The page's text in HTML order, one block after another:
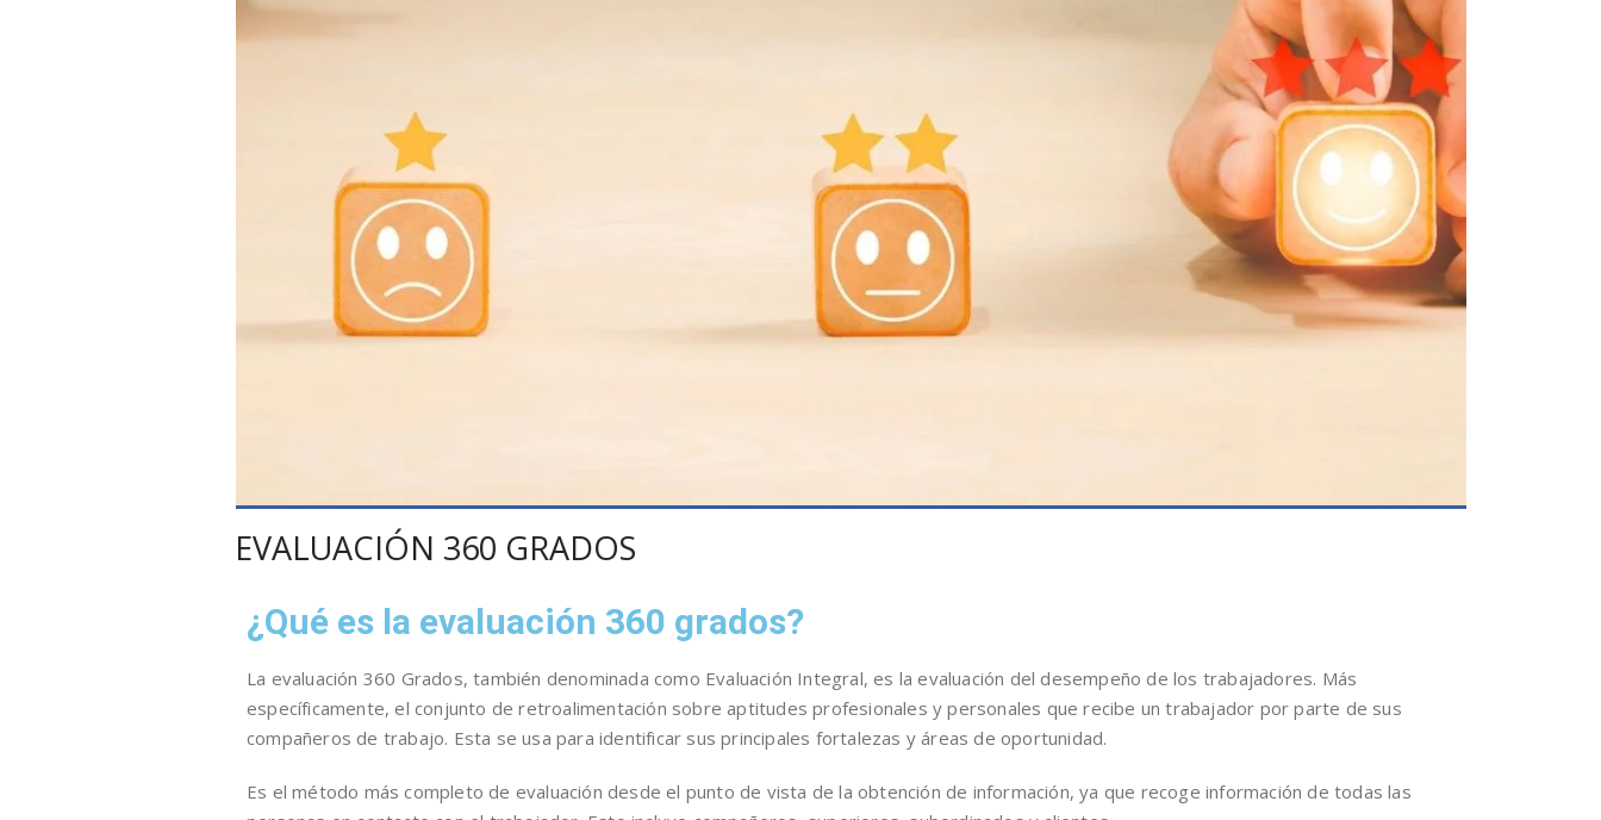
EVALUACIÓN 360 GRADOS
¿Qué es la evaluación 360 grados?
La evaluación 360 Grados, también denominada como Evaluación Integral, es la evaluación del desempeño de los trabajadores. Más
específicamente, el conjunto de retroalimentación sobre aptitudes profesionales y personales que recibe un trabajador por parte de sus
compañeros de trabajo. Esta se usa para identificar sus principales fortalezas y áreas de oportunidad.
Es el método más completo de evaluación desde el punto de vista de la obtención de información, ya que recoge información de todas las